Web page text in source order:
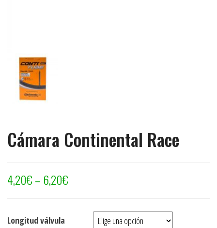
Cámara Continental Race
4,20€– 6,20€
Longitud válvula